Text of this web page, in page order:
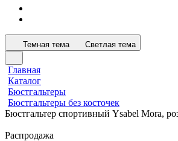
Темная тема Светлая тема
Главная
Каталог
Бюстгальтеры
Бюстгальтеры без косточек
Бюстгальтер спортивный Ysabel Mora,
Распродажа